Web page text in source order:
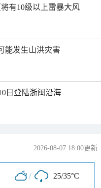
有10级以上雷暴大风
能发生山洪灾害
日登陆浙闽沿海
2026-08-07 18:00更新
/ 25/35°C